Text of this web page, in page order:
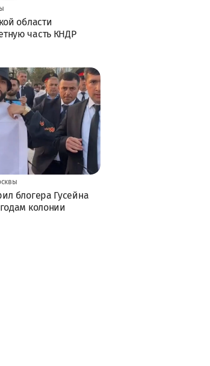
области
часть КНДР
блогера Гусейна
колонии